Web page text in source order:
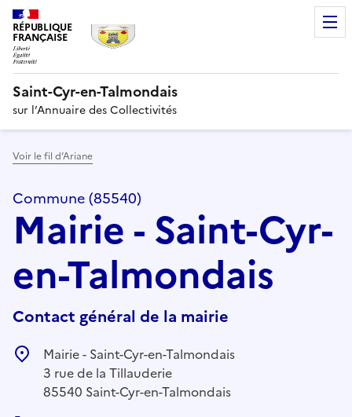
RÉPUBLIQUE
FRANÇAISE
Saint-Cyr-en-Talmondais
sur l’Annuaire des Collectivités
Voir le fil d’Ariane
Commune (85540)
Mairie - Saint-Cyr-
en-Talmondais
Contact général de la mairie
Mairie - Saint-Cyr-en-Talmondais
3 rue de la Tillauderie
85540 Saint-Cyr-en-Talmondais